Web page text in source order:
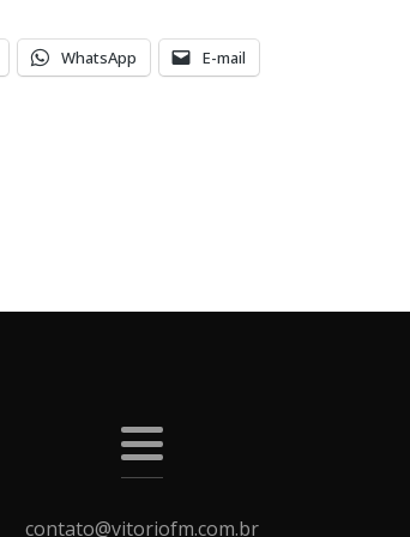
WhatsApp E-mail
contato@vitoriofm.com.br